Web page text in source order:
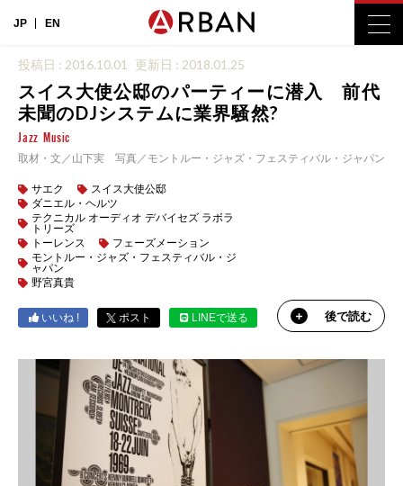
JP EN
投稿日 : 2016.10.01 更新日 : 2018.01.25
スイス大使公邸のパーティーに潜入 前代
未聞のDJシステムに業界騒然?
Jazz Music
取材・文／山下実 写真／モントルー・ジャズ・フェスティバル・ジャパン
サエク
スイス大使公邸
ダニエル・ヘルツ
テクニカル オーディオ デバイセズ ラボラ
トリーズ
トーレンス
フェーズメーション
モントルー・ジャズ・フェスティバル・ジ
ャパン
野宮真貴
いいね ! ポスト LINEで送る 後で読む